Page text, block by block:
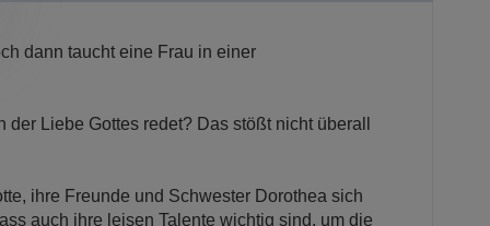
dann taucht eine Frau in einer
Liebe Gottes redet? Das stößt nicht überall
ihre Freunde und Schwester Dorothea sich
auch ihre leisen Talente wichtig sind, um die